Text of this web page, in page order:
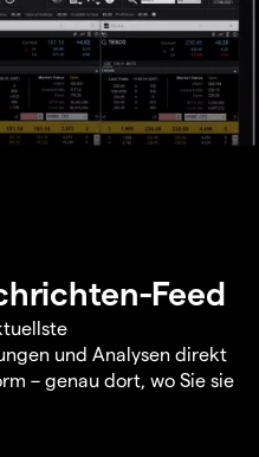
Feed
und Analysen direkt
– genau dort, wo Sie sie